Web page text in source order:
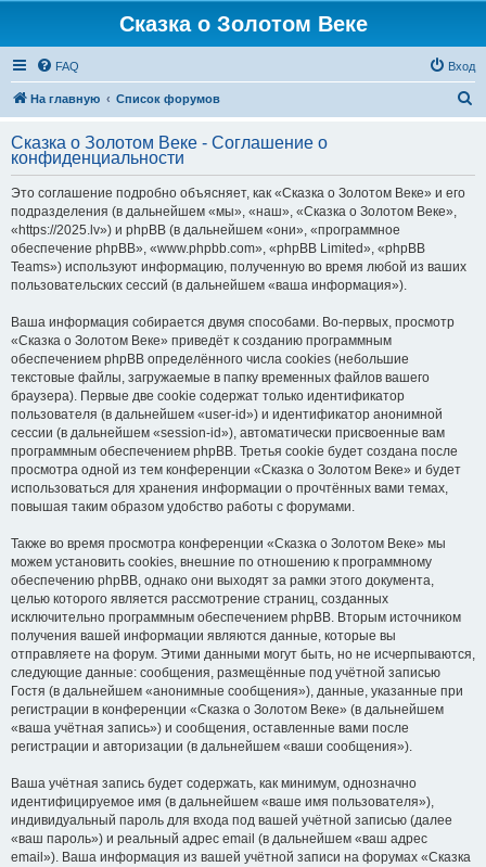
Сказка о Золотом Веке
FAQ Вход
На главную Список форумов
с
Сказка о Золотом Веке - Соглашение о
конфиденциальности
Это соглашение подробно объясняет, как «Сказка о Золотом Веке» и его
подразделения (в дальнейшем «мы», «наш», «Сказка о Золотом Веке»,
«https://2025.lv») и phpBB (в дальнейшем «они», «программное
обеспечение phpBB», «www.phpbb.com», «phpBB Limited», «phpBB
Teams») используют информацию, полученную во время любой из ваших
пользовательских сессий (в дальнейшем «ваша информация»).
Ваша информация собирается двумя способами. Во-первых, просмотр
«Сказка о Золотом Веке» приведёт к созданию программным
обеспечением phpBB определённого числа cookies (небольшие
текстовые файлы, загружаемые в папку временных файлов вашего
браузера). Первые две cookie содержат только идентификатор
пользователя (в дальнейшем «user-id») и идентификатор анонимной
сессии (в дальнейшем «session-id»), автоматически присвоенные вам
программным обеспечением phpBB. Третья cookie будет создана после
просмотра одной из тем конференции «Сказка о Золотом Веке» и будет
использоваться для хранения информации о прочтённых вами темах,
повышая таким образом удобство работы с форумами.
Также во время просмотра конференции «Сказка о Золотом Веке» мы
можем установить cookies, внешние по отношению к программному
обеспечению phpBB, однако они выходят за рамки этого документа,
целью которого является рассмотрение страниц, созданных
исключительно программным обеспечением phpBB. Вторым источником
получения вашей информации являются данные, которые вы
отправляете на форум. Этими данными могут быть, но не исчерпываются,
следующие данные: сообщения, размещённые под учётной записью
Гостя (в дальнейшем «анонимные сообщения»), данные, указанные при
регистрации в конференции «Сказка о Золотом Веке» (в дальнейшем
«ваша учётная запись») и сообщения, оставленные вами после
регистрации и авторизации (в дальнейшем «ваши сообщения»).
Ваша учётная запись будет содержать, как минимум, однозначно
идентифицируемое имя (в дальнейшем «ваше имя пользователя»),
индивидуальный пароль для входа под вашей учётной записью (далее
«ваш пароль») и реальный адрес email (в дальнейшем «ваш адрес
email»). Ваша информация из вашей учётной записи на форумах «Сказка